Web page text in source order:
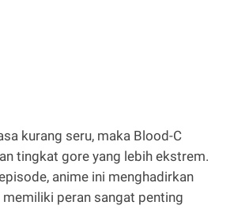
kurang seru, maka Blood-C
tingkat gore yang lebih ekstrem.
anime ini menghadirkan
memiliki peran sangat penting